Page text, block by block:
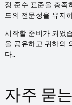
정 준수 표준을 충족
드의 전문성을 유지
시작할 준비가 되었
을 공유하고 귀하의
다..
자주 묻